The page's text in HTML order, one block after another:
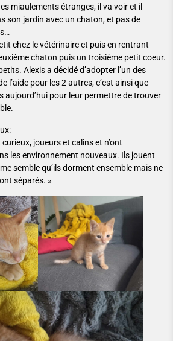
miaulements étranges, il va voir et il
son jardin avec un chaton, et pas de
chez le vétérinaire et puis en rentrant
chaton puis un troisième petit coeur.
Alexis a décidé d’adopter l’un des
l’aide pour les 2 autres, c’est ainsi que
aujourd’hui pour leur permettre de trouver
joueurs et calins et n’ont
les environnement nouveaux. Ils jouent
semble qu’ils dorment ensemble mais ne
séparés. »